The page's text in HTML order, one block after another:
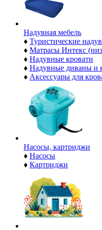
Надувная мебель
♦ Туристические
♦ Матрасы Интекс
♦ Надувные кровати
♦ Надувные диваны и
♦ Аксессуары для
Насосы, картриджи
♦ Насосы
♦ Картриджи